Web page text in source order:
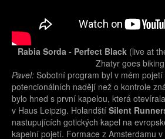
Rabia Sorda - Perfect Black (live at
Zhatyr goes
Pavel: Sobotní program byl v mém
potencionálních nadějí než o kontrole
bylo hned s první kapelou, která
v Haus Leipzig. Holandští Silent
nastupujících gotických kapel na
kapelní pojetí. Formace z Amsterdamu